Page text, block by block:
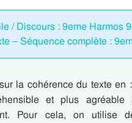
/ Discours : 9eme Harmos
– Séquence complète :
la cohérence du texte en
et plus
Pour cela, on utilise